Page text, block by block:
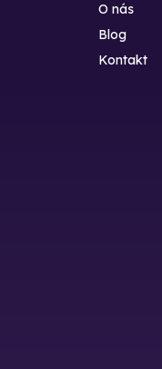
O nás
Blog
Kontakt